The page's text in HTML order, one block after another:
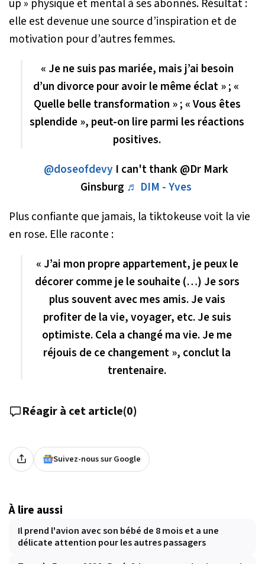
elle est devenue une source d’inspiration et de
motivation pour d’autres femmes.
« Je ne suis pas mariée, mais j’ai besoin
d’un divorce pour avoir le même éclat » ; «
Quelle belle transformation » ; « Vous êtes
splendide », peut-on lire parmi les réactions
positives.
@doseofdevy I can't thank @Dr Mark
Ginsburg ♬ DIM - Yves
Plus confiante que jamais, la tiktokeuse voit la vie
en rose. Elle raconte :
« J’ai mon propre appartement, je peux le
décorer comme je le souhaite (…) Je sors
plus souvent avec mes amis. Je vais
profiter de la vie, voyager, etc. Je suis
optimiste. Cela a changé ma vie. Je me
réjouis de ce changement », conclut la
trentenaire.
Réagir à cet article(0)
Suivez-nous sur Google
À lire aussi
Il prend l'avion avec son bébé de 8 mois et a une
délicate attention pour les autres passagers